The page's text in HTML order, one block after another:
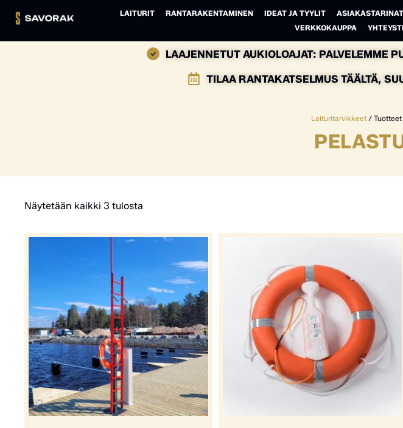
LAITURIT RANTARAKENTAMINEN IDEAT JA TYYLIT ASIAKASTARINAT
VERKKOKAUPPA
LAAJENNETUT AUKIOLOAJAT: PALVELEMME
TILAA RANTAKATSELMUS TÄÄLTÄ,
Laituritarvikkeet / Tuotteet
Näytetään kaikki 3 tulosta